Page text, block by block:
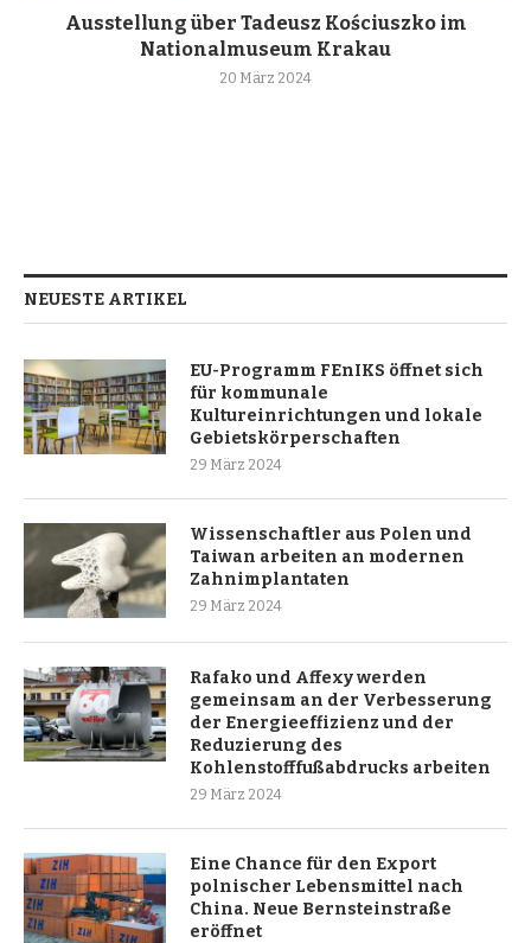
Ausstellung über Tadeusz Kościuszko im
Nationalmuseum Krakau
20 März 2024
NEUESTE ARTIKEL
EU-Programm FEnIKS öffnet sich
für kommunale
Kultureinrichtungen und lokale
Gebietskörperschaften
29 März 2024
Wissenschaftler aus Polen und
Taiwan arbeiten an modernen
Zahnimplantaten
29 März 2024
Rafako und Affexy werden
gemeinsam an der Verbesserung
der Energieeffizienz und der
Reduzierung des
Kohlenstofffußabdrucks arbeiten
29 März 2024
Eine Chance für den Export
polnischer Lebensmittel nach
China. Neue Bernsteinstraße
eröffnet